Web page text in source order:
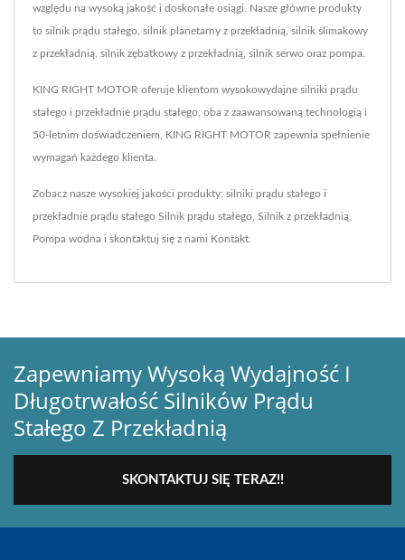
względu na wysoką jakość i doskonałe osiągi. Nasze główne produkty
to silnik prądu stałego, silnik planetarny z przekładnią, silnik ślimakowy
z przekładnią, silnik zębatkowy z przekładnią, silnik serwo oraz pompa.
KING RIGHT MOTOR oferuje klientom wysokowydajne silniki prądu
stałego i przekładnie prądu stałego, oba z zaawansowaną technologią i
50-letnim doświadczeniem, KING RIGHT MOTOR zapewnia spełnienie
wymagań każdego klienta.
Zobacz nasze wysokiej jakości produkty: silniki prądu stałego i
przekładnie prądu stałego Silnik prądu stałego Silnik z przekładnią
Pompa wodna i skontaktuj się z nami Kontakt
Zapewniamy Wysoką Wydajność I
Długotrwałość Silników Prądu
Stałego Z Przekładnią
SKONTAKTUJ SIĘ TERAZ!!